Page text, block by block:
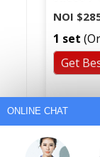
NOI
1 set
Get
ONLINE CHAT